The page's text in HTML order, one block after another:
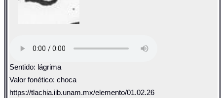
Sentido: lágrima
Valor fonético: choca
https://tlachia.iib.unam.mx/elemento/01.02.26